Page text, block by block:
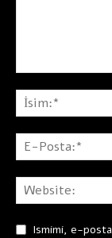
Ismimi, e-